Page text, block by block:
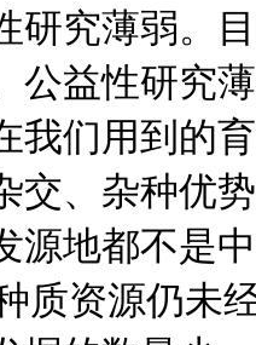
研究薄弱。
公益性研究
我们用到的
交、杂种优
源地都不是
质资源仍未